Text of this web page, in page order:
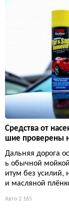
Средства от
шие проверены
Дальняя дорога
ь обычной
итум без усилий,
и масляной
Авто 2 165